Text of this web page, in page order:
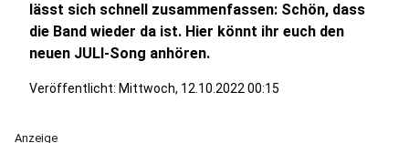
lässt sich schnell zusammenfassen: Schön, dass
die Band wieder da ist. Hier könnt ihr euch den
neuen JULI-Song anhören.
Veröffentlicht: Mittwoch, 12.10.2022 00:15
Anzeige